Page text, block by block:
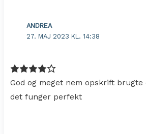
ANDREA
27. MAJ 2023 KL. 14:38
God og meget nem opskrift
det funger perfekt